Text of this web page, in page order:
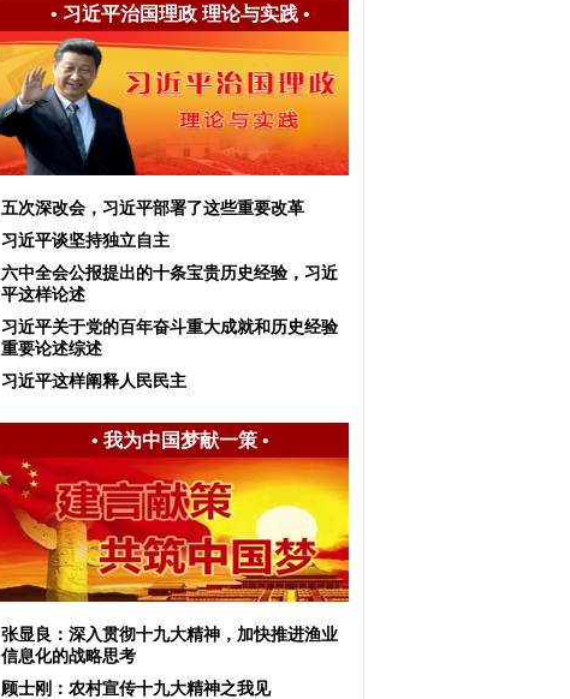
• 习近平治国理政 理论与实践•
五次深改会，习近平部署了这些重要改革
习近平谈坚持独立自主
六中全会公报提出的十条宝贵历史经验，习近
平这样论述
习近平关于党的百年奋斗重大成就和历史经验
重要论述综述
习近平这样阐释人民民主
• 我为中国梦献一策•
张显良：深入贯彻十九大精神，加快推进渔业
信息化的战略思考
顾士刚：农村宣传十九大精神之我见